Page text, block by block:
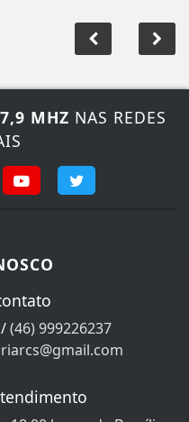
MHZ NAS REDES
/(46) 999226237